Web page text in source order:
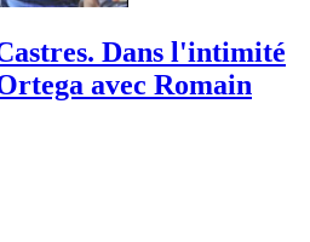
Dans l'intimité
avec Romain